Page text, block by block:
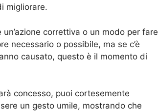
migliorare.
correttiva o un modo per fare
necessario o possibile, ma se c’è
causato, questo è il momento di
concesso, puoi cortesemente
un gesto umile, mostrando che